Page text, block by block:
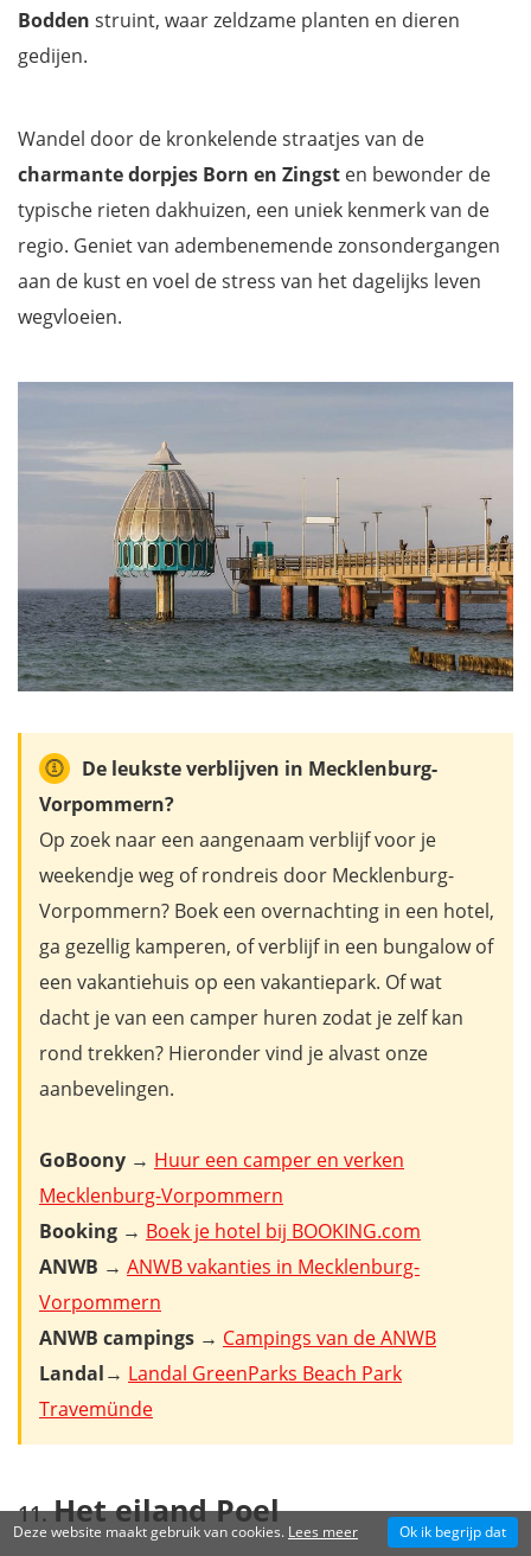
Bodden struint, waar zeldzame planten en dieren
gedijen.
Wandel door de kronkelende straatjes van de
charmante dorpjes Born en Zingst en bewonder de
typische rieten dakhuizen, een uniek kenmerk van de
regio. Geniet van adembenemende zonsondergangen
aan de kust en voel de stress van het dagelijks leven
wegvloeien.
De leukste verblijven in Mecklenburg-
Vorpommern?
Op zoek naar een aangenaam verblijf voor je
weekendje weg of rondreis door Mecklenburg-
Vorpommern? Boek een overnachting in een hotel,
ga gezellig kamperen, of verblijf in een bungalow of
een vakantiehuis op een vakantiepark. Of wat
dacht je van een camper huren zodat je zelf kan
rond trekken? Hieronder vind je alvast onze
aanbevelingen.
GoBoony → Huur een camper en verken
Mecklenburg-Vorpommern
Booking → Boek je hotel bij BOOKING.com
ANWB → ANWB vakanties in Mecklenburg-
Vorpommern
ANWB campings → Campings van de ANWB
Landal→ Landal GreenParks Beach Park
Travemünde
Het eiland Poel
Deze website maakt gebruik van cookies. Lees meer Ok ik begrijp dat